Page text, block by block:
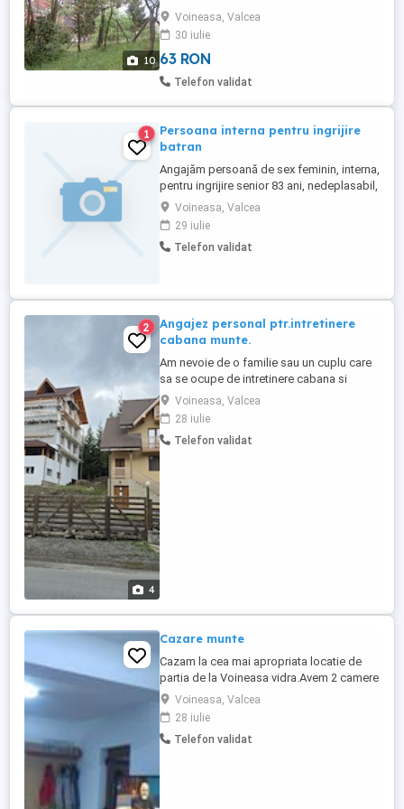
10
suprafata totală de 5062 mp, vedere
superbă, pretabil pensiune casă de
vacanță. Front stradal: ...
Voineasa, Valcea
30 iulie
63 RON
Telefon validat
1
Persoana interna pentru ingrijire
batran
Angajăm persoană de sex feminin, interna,
pentru ingrijire senior 83 ani, nedeplasabil,
fara boli contagioase. Locația Voineasa-
Vâlcea se oferă camera separata cu toate
dotările și salariu atractiv.
Voineasa, Valcea
29 iulie
Telefon validat
4
2
Angajez personal ptr.intretinere
cabana munte.
Am nevoie de o familie sau un cuplu care
sa se ocupe de intretinere cabana si
curte.Locaia este la Vidra,Voineasa
Valcea,langa partia de scki.Cerinte.Sa fie
din zona,cu permis de conducere si
masina personala ptr.deplasare
Voineasa, Valcea
28 iulie
Telefon validat
Cazare munte
Cazam la cea mai apropriata locatie de
partia de la Voineasa vidra.Avem 2 camere
de doua persoane.2 camere de 3 locuri si
o garsoniera de 4 locuri.Pentru detalii
sunati la 0744641835 sau0371172687
Voineasa, Valcea
28 iulie
Telefon validat